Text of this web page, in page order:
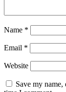
Name *
Email *
Website
Save my